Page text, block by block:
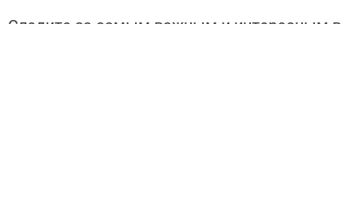
Следите за самым важным и интересным в